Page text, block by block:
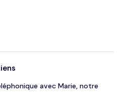
avec Marie, notre